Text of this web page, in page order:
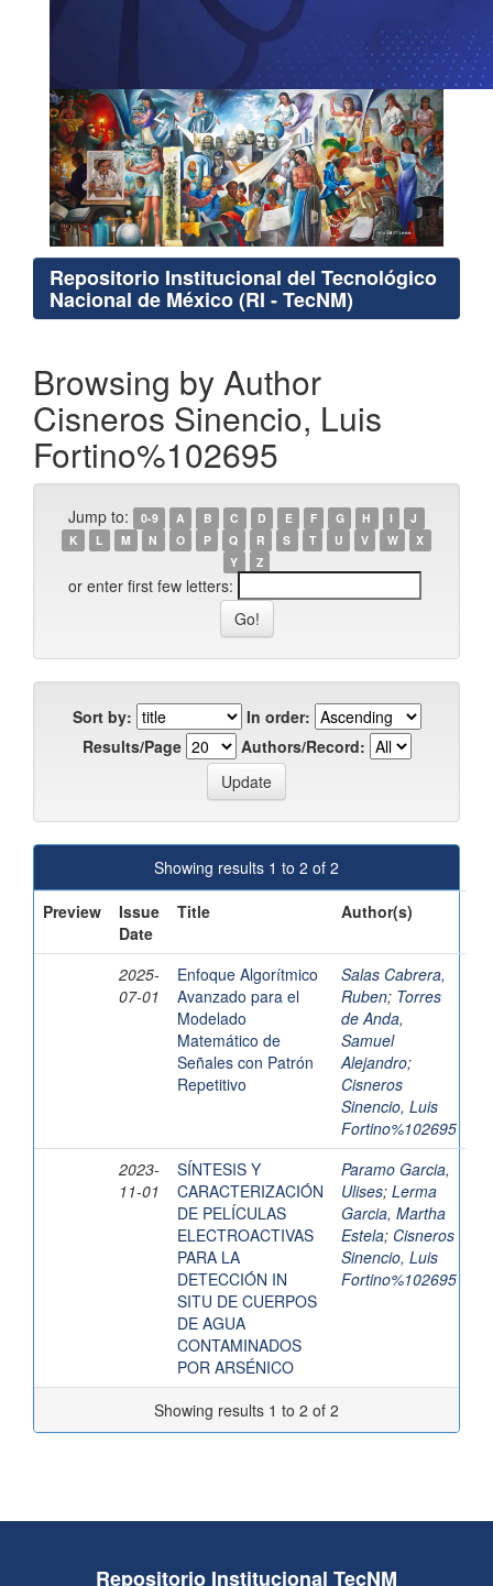
Repositorio Institucional del Tecnológico
Nacional de México (RI - TecNM)
Browsing by Author
Cisneros Sinencio, Luis
Fortino%102695
Jump to: 0-9 A B C D E F G H I
J
K
L M N O P Q R S T U V W
X
Y
Z
or enter first few letters:
Sort by:
In order:
Results/Page
Authors/Record:
Showing results 1 to 2 of 2
Preview
Issue
Date
Title Author(s)
2025-
07-01
Enfoque Algorítmico
Avanzado para el
Modelado
Matemático de
Señales con Patrón
Repetitivo
Salas Cabrera,
Ruben; Torres
de Anda,
Samuel
Alejandro;
Cisneros
Sinencio, Luis
Fortino%102695
2023-
11-01
SÍNTESIS Y
CARACTERIZACIÓN
DE PELÍCULAS
ELECTROACTIVAS
PARA LA
DETECCIÓN IN
SITU DE CUERPOS
DE AGUA
CONTAMINADOS
POR ARSÉNICO
Paramo Garcia,
Ulises; Lerma
Garcia, Martha
Estela; Cisneros
Sinencio, Luis
Fortino%102695
Showing results 1 to 2 of 2
Repositorio Institucional TecNM